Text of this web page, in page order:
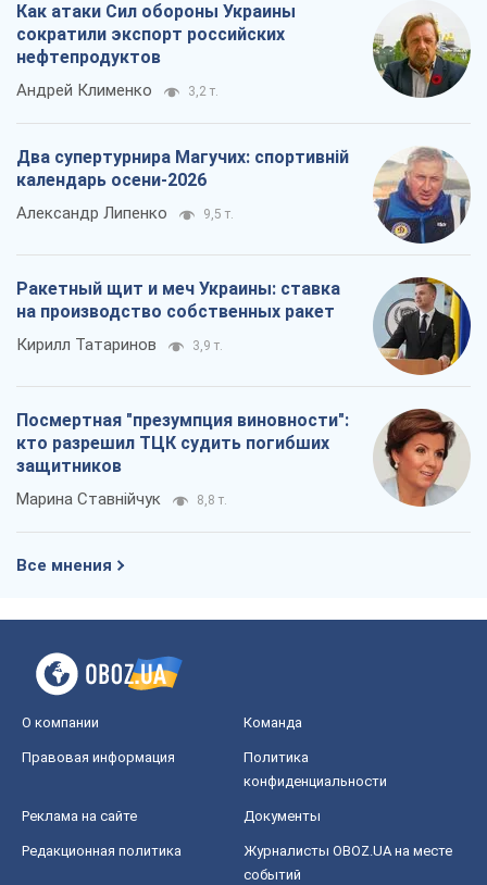
Как атаки Сил обороны Украины
сократили экспорт российских
нефтепродуктов
Андрей Клименко 3,2 т.
Два супертурнира Магучих: спортивній
календарь осени-2026
Александр Липенко 9,5 т.
Ракетный щит и меч Украины: ставка
на производство собственных ракет
Кирилл Татаринов 3,9 т.
Посмертная "презумпция виновности":
кто разрешил ТЦК судить погибших
защитников
Марина Ставнійчук 8,8 т.
Все мнения
О компании Команда
Правовая информация
Политика
конфиденциальности
Реклама на сайте Документы
Редакционная политика
Журналисты OBOZ.UA на месте
событий